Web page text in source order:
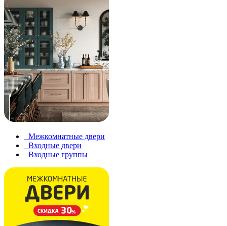
Межкомнатные двери
Входные двери
Входные группы